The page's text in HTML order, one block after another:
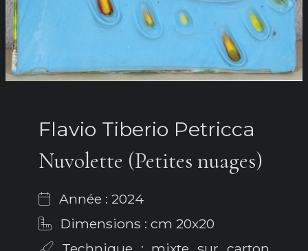
Flavio Tiberio Petricca
Nuvolette (Petites nuages)
Année : 2024
Dimensions : cm 20x20